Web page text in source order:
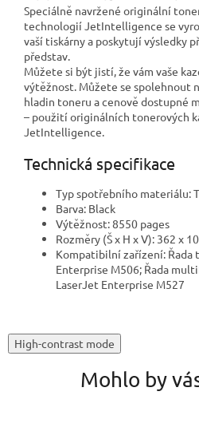
Speciálně navržené originální
technologií JetIntelligence se
vaší tiskárny a poskytují výsledky
představ.
Můžete si být jistí, že vám vaše
výtěžnost. Můžete se spolehnout
hladin toneru a cenově dostupné
– použití originálních tonerových
JetIntelligence.
Technická specifikace
Typ spotřebního materiálu:
Barva: Black
Výtěžnost: 8550 pages
Rozměry (Š x H x V): 362 x
Kompatibilní zařízení: Řada
Enterprise M506; Řada
LaserJet Enterprise M527
High-contrast mode
Mohlo by